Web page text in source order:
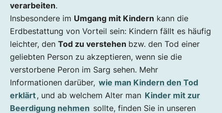
verarbeiten.
Insbesondere im Umgang mit Kindern kann die
Erdbestattung von Vorteil sein: Kindern fällt es häufig
leichter, den Tod zu verstehen bzw. den Tod einer
geliebten Person zu akzeptieren, wenn sie die
verstorbene Peron im Sarg sehen. Mehr
Informationen darüber, wie man Kindern den Tod
erklärt, und ab welchem Alter man Kinder mit zur
Beerdigung nehmen sollte, finden Sie in unseren